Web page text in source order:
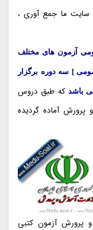
سایت ما جمع آوری ،
آزمون های مختلف
] سه دوره برگزار
باشد که طبق دروس
آماده گردیده
پرورش آزمون کتبی